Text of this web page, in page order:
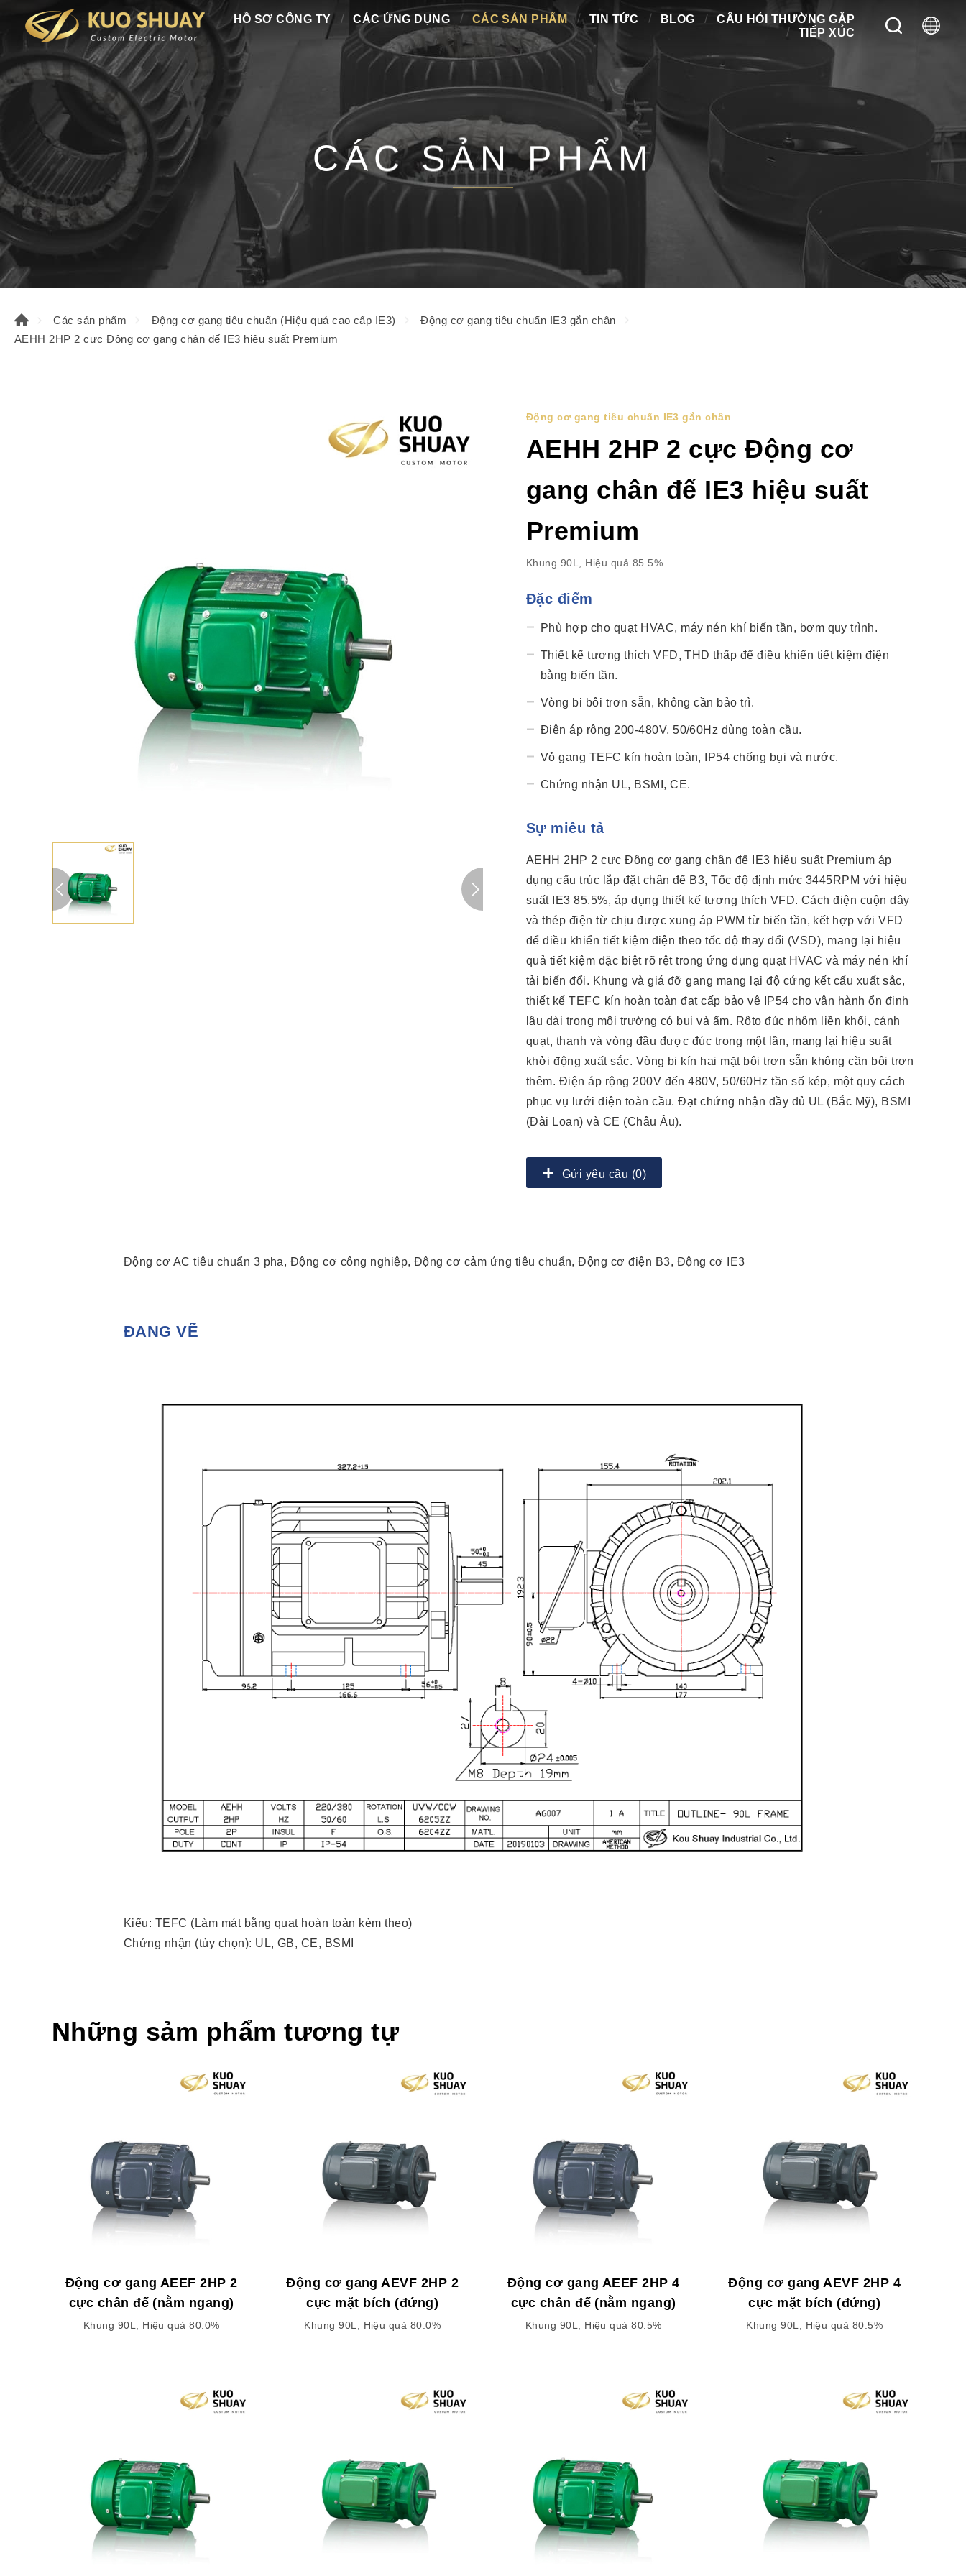
HỒ SƠ CÔNG TY CÁC ỨNG DỤNG CÁC SẢN PHẨM TIN TỨC BLOG
CÂU HỎI THƯỜNG GẶP
TIẾP XÚC
CÁC SẢN PHẨM
Các sản phẩm Động cơ gang tiêu chuẩn (Hiệu quả cao cấp IE3)
Động cơ gang tiêu chuẩn IE3 gắn chân
AEHH 2HP 2 cực Động cơ gang chân đế IE3 hiệu suất Premium
Động cơ gang tiêu chuẩn IE3 gắn chân
AEHH 2HP 2 cực Động cơ
gang chân đế IE3 hiệu suất
Premium
Khung 90L, Hiệu quả 85.5%
Đặc điểm
Phù hợp cho quạt HVAC, máy nén khí biến tần, bơm quy trình.
Thiết kế tương thích VFD, THD thấp để điều khiển tiết kiệm điện
bằng biến tần.
Vòng bi bôi trơn sẵn, không cần bảo trì.
Điện áp rộng 200-480V, 50/60Hz dùng toàn cầu.
Vỏ gang TEFC kín hoàn toàn, IP54 chống bụi và nước.
Chứng nhận UL, BSMI, CE.
Sự miêu tả
AEHH 2HP 2 cực Động cơ gang chân đế IE3 hiệu suất Premium áp
dụng cấu trúc lắp đặt chân đế B3, Tốc độ định mức 3445RPM với hiệu
suất IE3 85.5%, áp dụng thiết kế tương thích VFD. Cách điện cuộn dây
và thép điện từ chịu được xung áp PWM từ biến tần, kết hợp với VFD
để điều khiển tiết kiệm điện theo tốc độ thay đổi (VSD), mang lại hiệu
quả tiết kiệm đặc biệt rõ rệt trong ứng dụng quạt HVAC và máy nén khí
tải biến đổi. Khung và giá đỡ gang mang lại độ cứng kết cấu xuất sắc,
thiết kế TEFC kín hoàn toàn đạt cấp bảo vệ IP54 cho vận hành ổn định
lâu dài trong môi trường có bụi và ẩm. Rôto đúc nhôm liền khối, cánh
quạt, thanh và vòng đầu được đúc trong một lần, mang lại hiệu suất
khởi động xuất sắc. Vòng bi kín hai mặt bôi trơn sẵn không cần bôi trơn
thêm. Điện áp rộng 200V đến 480V, 50/60Hz tần số kép, một quy cách
phục vụ lưới điện toàn cầu. Đạt chứng nhận đầy đủ UL (Bắc Mỹ), BSMI
(Đài Loan) và CE (Châu Âu).
Gửi yêu cầu (0)
Động cơ AC tiêu chuẩn 3 pha, Động cơ công nghiệp, Động cơ cảm ứng tiêu chuẩn, Động cơ điện B3, Động cơ IE3
ĐANG VẼ
Kiểu: TEFC (Làm mát bằng quạt hoàn toàn kèm theo)
Chứng nhận (tùy chọn): UL, GB, CE, BSMI
Những sảm phẩm tương tự
Động cơ gang AEEF 2HP 2
cực chân đế (nằm ngang)
Khung 90L, Hiệu quả 80.0%
Động cơ gang AEVF 2HP 2
cực mặt bích (đứng)
Khung 90L, Hiệu quả 80.0%
Động cơ gang AEEF 2HP 4
cực chân đế (nằm ngang)
Khung 90L, Hiệu quả 80.5%
Động cơ gang AEVF 2HP 4
cực mặt bích (đứng)
Khung 90L, Hiệu quả 80.5%